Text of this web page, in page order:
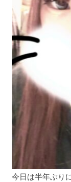
今日は半年ぶり